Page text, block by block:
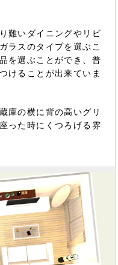
難いダイニングやリビ
ラスのタイプを選ぶこ
を選ぶことができ、普
けることが出来ていま
庫の横に背の高いグリ
った時にくつろげる雰